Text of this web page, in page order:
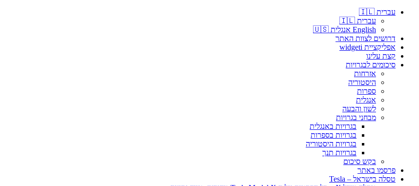
עברית 🇮🇱
עברית 🇮🇱
English אנגלית 🇺🇸
דרושים לצוות האתר
אפליקציית widgeti
קצת עלינו
סיכומים לבגרויות
אזרחות
היסטוריה
ספרות
אנגלית
לשון והבעה
מבחני בגרויות
בגרויות באנגלית
בגרויות בספרות
בגרויות היסטוריה
בגרויות תנך
בקש סיכום
פרסמו באתר
טסלה בישראל – Tesla